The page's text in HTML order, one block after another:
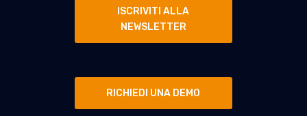
ISCRIVITI ALLA
NEWSLETTER
RICHIEDI UNA DEMO